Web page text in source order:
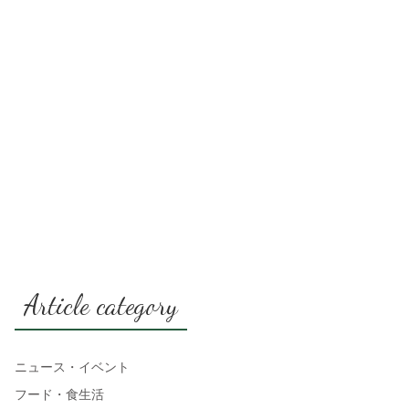
Article category
ニュース・イベント
フード・食生活